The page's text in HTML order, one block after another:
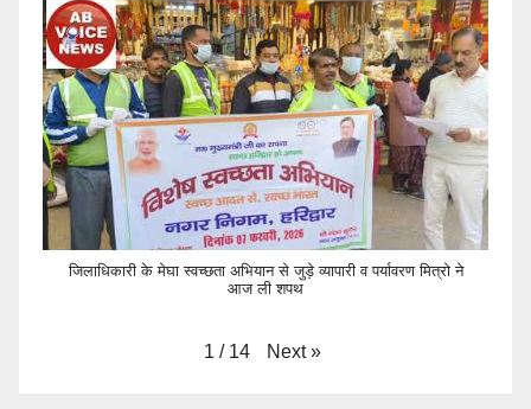
जिलाधिकारी के मेघा स्वच्छता अभियान से जुड़े व्यापारी व पर्यावरण मित्रो ने
आज ली शपथ
1 / 14 Next »